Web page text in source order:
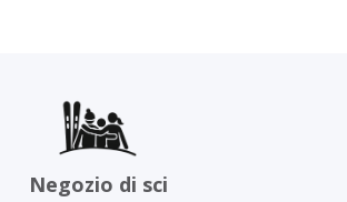
Negozio di sci